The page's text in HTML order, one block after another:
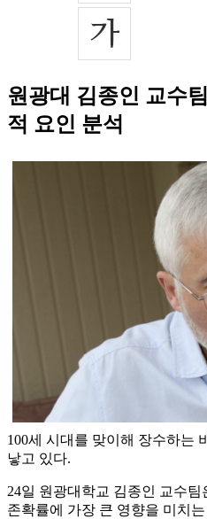
원광대 김종인 교수
적 요인 분석
100세 시대를 맞이해 장수하는
낳고 있다.
24일 원광대학교 김종인 교수팀
존확률에 가장 큰 영향을 미치